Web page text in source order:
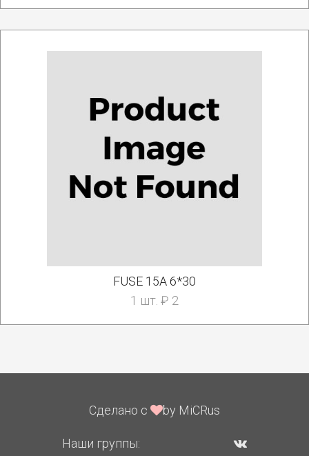
FUSE 15А 6*30
1 шт. ₽ 2
Сделано с by MiCRus
Наши группы: